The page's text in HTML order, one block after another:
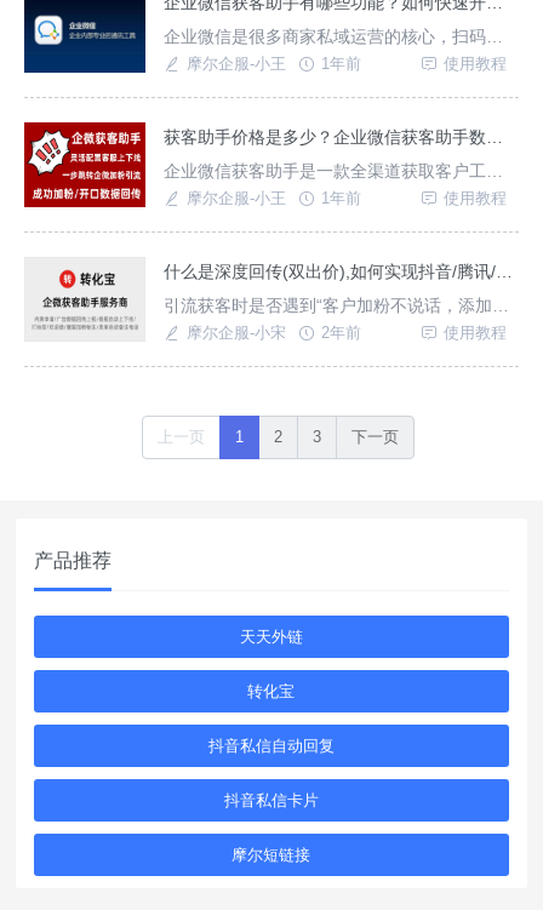
认证抖音广告账户-需完成企业资质审核二、使
用
企业微信是很多商家私域运营的核心，扫码或
长按识别码添加好友的方式操作步骤繁琐，转
效管理客户。下面给大家介绍转化宝-企业微信
接直达微信添加好友页面，无需扫码或长按识
别码，1步引流
摩尔企服-小王 1年前 使用教程
企业微信获客助手是一款全渠道获取客户工
具，通过获客链接一键跳转企微添加客服，快
理客服上下线，搭建多种广告落地页，跳转稳
摩尔企服-小王 1年前 使用教程
引流获客时是否遇到“客户加粉不说话，添加微
信没转化”导致ROI急剧下降。可以使用“双出价
摩尔企服-小宋 2年前 使用教程
上一页 1 2 3 下一页
产品推荐
天天外链
转化宝
抖音私信自动回复
抖音私信卡片
摩尔短链接